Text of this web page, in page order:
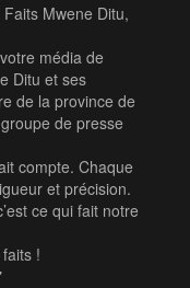
Mwene Ditu,
média de
Ditu et ses
de la province de
de presse
compte. Chaque
et précision.
ce qui fait notre
!